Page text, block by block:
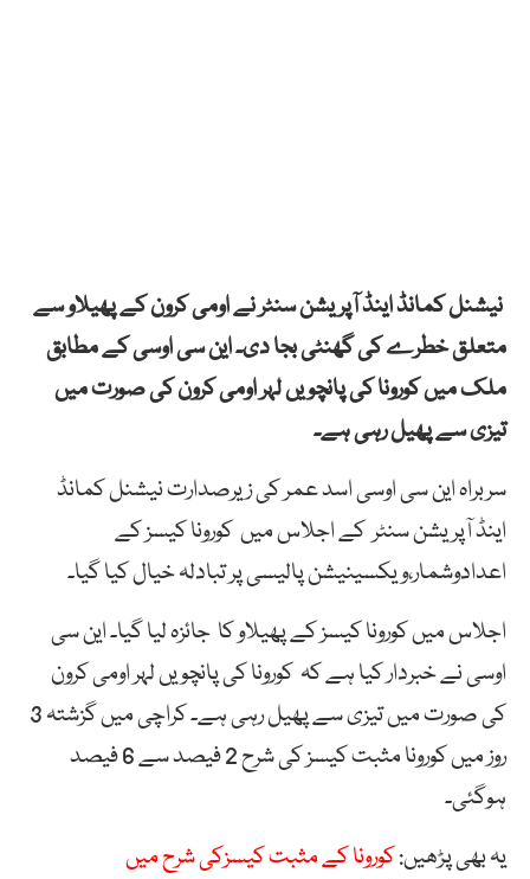
نیشنل کمانڈ اینڈ آپریشن سنٹر نے اومی کرون کے پھیلاو سے
متعلق خطرے کی گھنٹی بجا دی۔ این سی اوسی کے مطابق
ملک میں کورونا کی پانچویں لہر اومی کرون کی صورت میں
تیزی سے پھیل رہی ہے۔
سربراہ این سی اوسی اسد عمر کی زیرصدارت نیشنل کمانڈ
اینڈ آپریشن سنٹر کے اجلاس میں کورونا کیسز کے
اعدادوشمار،ویکسینیشن پالیسی پر تبادلہ خیال کیا گیا۔
اجلاس میں کورونا کیسز کے پھیلاو کا جائزہ لیا گیا۔ این سی
اوسی نے خبردار کیا ہے کہ کورونا کی پانچویں لہر اومی کرون
کی صورت میں تیزی سے پھیل رہی ہے۔ کراچی میں گزشتہ 3
روز میں کورونا مثبت کیسز کی شرح 2 فیصد سے 6 فیصد
ہوگئی۔
یہ بھی پڑھیں:کورونا کے مثبت کیسزکی شرح میں